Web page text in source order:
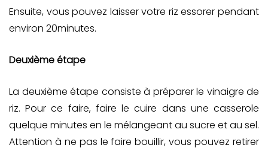
Ensuite, vous pouvez laisser votre riz essorer pendant
environ 20minutes.
Deuxième étape
La deuxième étape consiste à préparer le vinaigre de
riz. Pour ce faire, faire le cuire dans une casserole
quelque minutes en le mélangeant au sucre et au sel.
Attention à ne pas le faire bouillir, vous pouvez retirer